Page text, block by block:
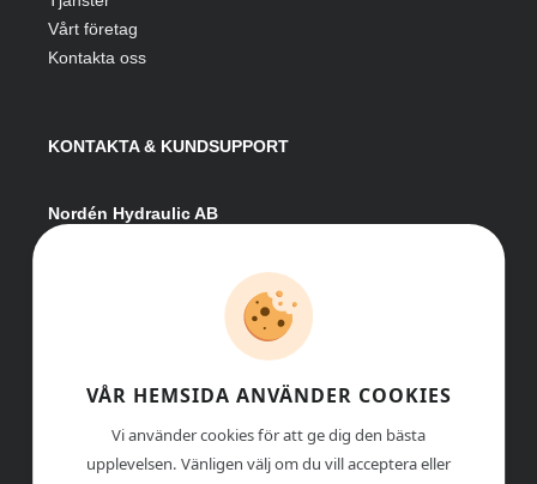
Vårt företag
Kontakta oss
KONTAKTA & KUNDSUPPORT
Nordén Hydraulic AB
info@nordenhydraulic.se
Org-nr: 556531-8424
VÅR HEMSIDA ANVÄNDER COOKIES
Vi använder cookies för att ge dig den bästa
upplevelsen. Vänligen välj om du vill acceptera eller